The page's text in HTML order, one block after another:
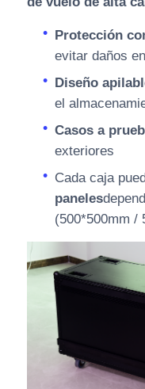
Protección
evitar daños
Diseño
el
Casos a
exteriores
Cada caja
paneles
(500*500mm /